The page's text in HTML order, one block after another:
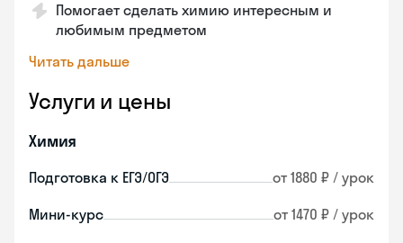
Помогает сделать химию интересным и
любимым предметом
Читать дальше
Услуги и цены
Химия
Подготовка к ЕГЭ/ОГЭ от 1880 ₽ / урок
Мини-курс от 1470 ₽ / урок